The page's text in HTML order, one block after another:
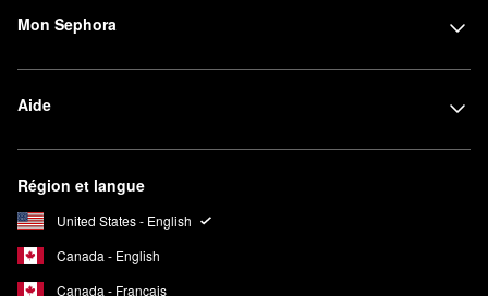
Mon Sephora
Aide
Région et langue
United States - English
Canada - English
Canada - Français